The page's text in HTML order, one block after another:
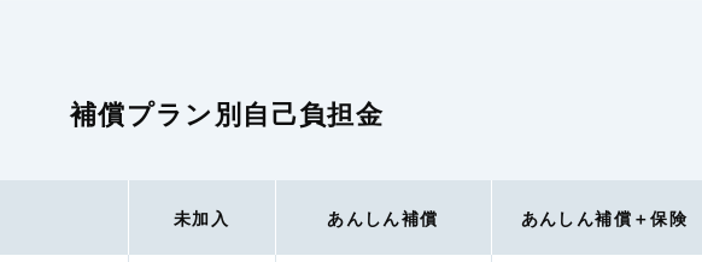
運動を行っている間に用いられる用具
ーフィン等を行うための用具
品もしくは製品等または業務の目的
への届け出が必要となります。
補償プラン別自己負担金
未加入 あんしん補償 あんしん補償＋保険